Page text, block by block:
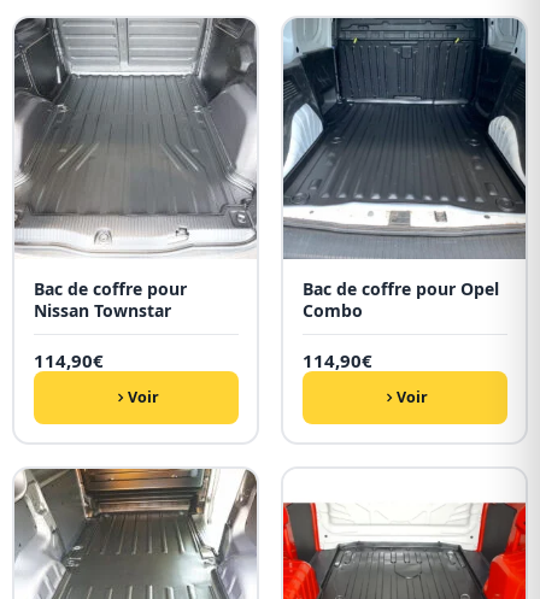
Bac de coffre pour
Nissan Townstar
114,90€
Voir
Bac de coffre pour Opel
Combo
114,90€
Voir